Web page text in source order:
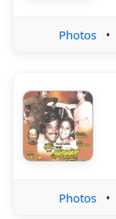
Photos •
Photos •